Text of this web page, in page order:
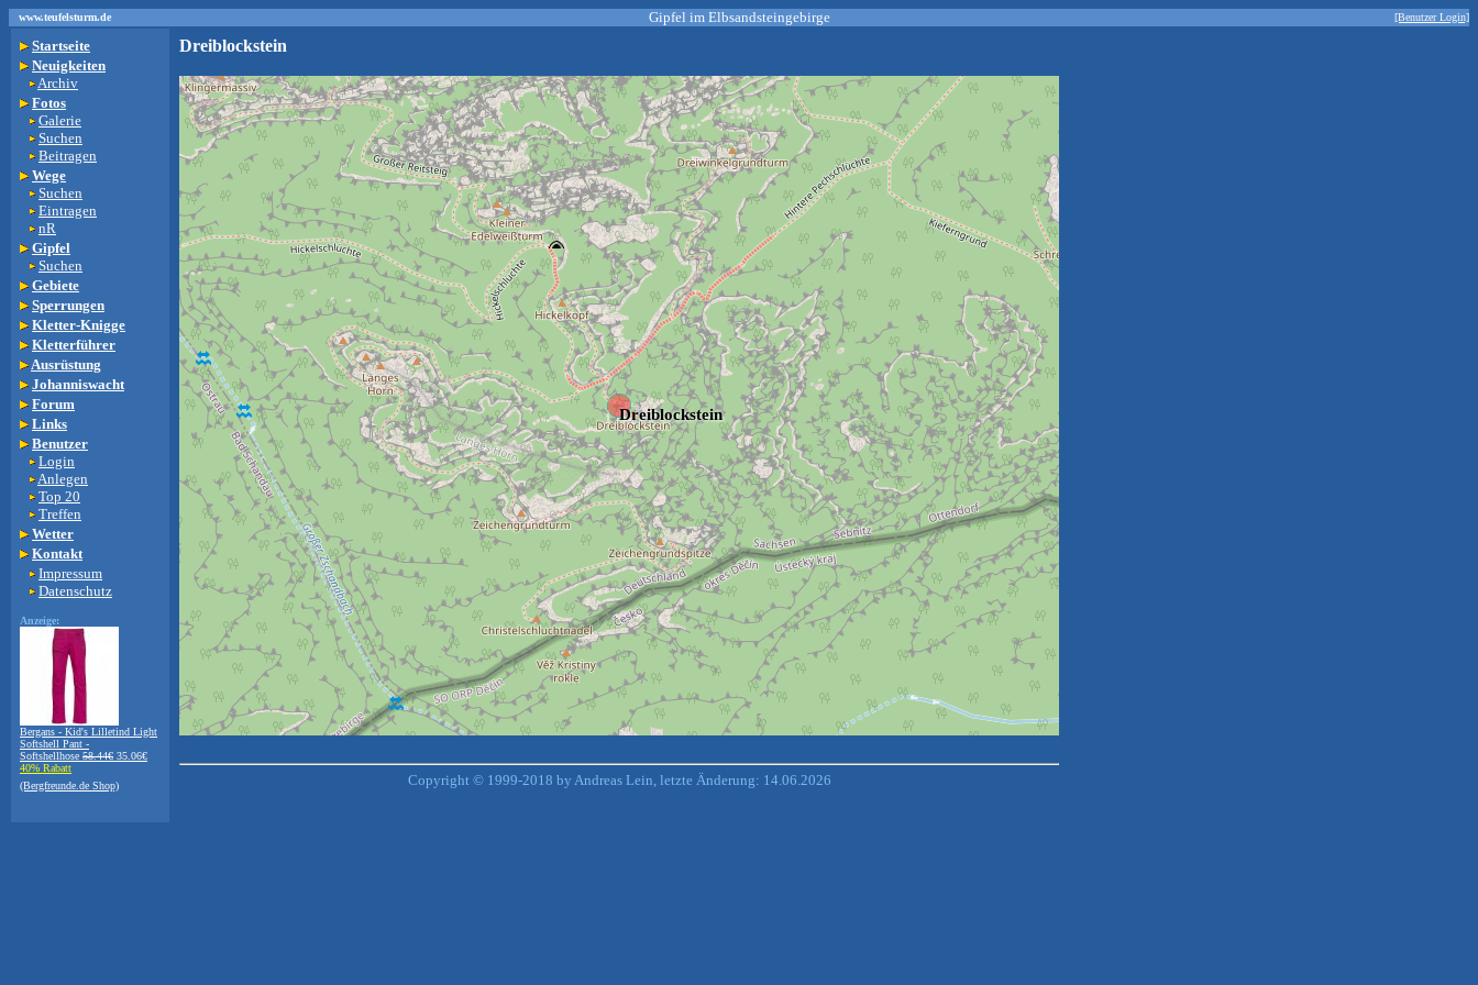
www.teufelsturm.de Gipfel im Elbsandsteingebirge [Benutzer Login]
Startseite
Neuigkeiten
Archiv
Fotos
Galerie
Suchen
Beitragen
Wege
Suchen
Eintragen
nR
Gipfel
Suchen
Gebiete
Sperrungen
Kletter-Knigge
Kletterführer
Ausrüstung
Johanniswacht
Forum
Links
Benutzer
Login
Anlegen
Top 20
Treffen
Wetter
Kontakt
Impressum
Datenschutz
Anzeige:
Bergans - Kid's Lilletind Light
Softshell Pant -
Softshellhose 58.44€ 35.06€
40% Rabatt
(Bergfreunde.de Shop)
Dreiblockstein
Dreiblockstein
⇧
Copyright © 1999-2018 by Andreas Lein, letzte Änderung: 14.06.2026